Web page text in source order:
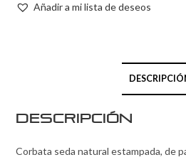
Añadir a mi lista de deseos
Descripción
Corbata seda natural estampada, de